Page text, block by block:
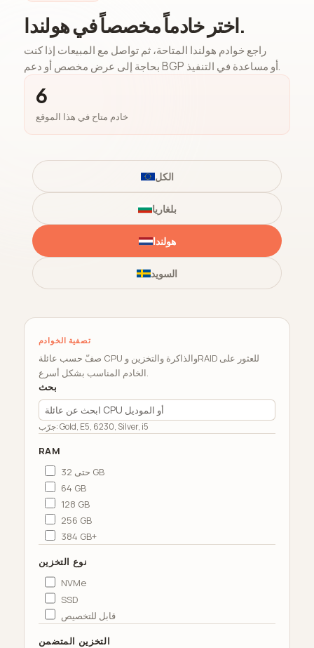
اختر خادماً مخصصاً في هولندا.
راجع خوادم هولندا المتاحة، ثم تواصل مع المبيعات إذا كنت
بحاجة إلى عرض مخصص أو دعم BGP أو مساعدة في التنفيذ.
6
خادم متاح في هذا الموقع
الكل
بلغاريا
هولندا
السويد
تصفية الخوادم
صفّ حسب عائلة CPU والذاكرة والتخزين وRAID للعثور على
الخادم المناسب بشكل أسرع.
بحث
جرّب: Gold, E5, 6230, Silver, i5
RAM
حتى 32 GB
64 GB
128 GB
256 GB
384 GB+
نوع التخزين
NVMe
SSD
قابل للتخصيص
التخزين المتضمن